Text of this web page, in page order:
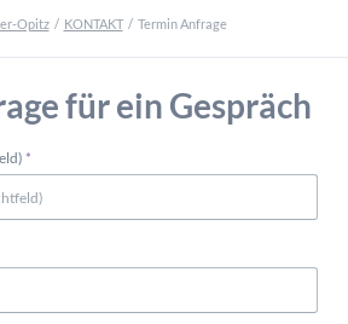
Opitz KONTAKT Termin Anfrage
für ein Gespräch
*